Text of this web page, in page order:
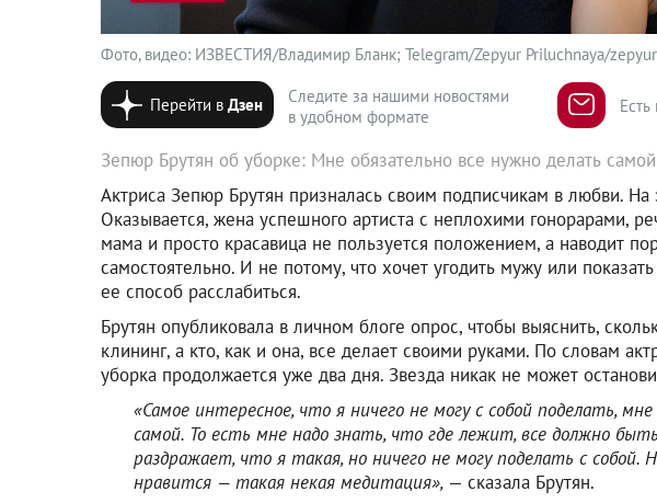
Фото, видео: ИЗВЕСТИЯ/Владимир Бланк; Telegram/Zepyur Priluchnaya/
Перейти вДзен
Следите за нашими новостями
в удобном формате
Есть
Зепюр Брутян об уборке: Мне обязательно все нужно делать самой
Актриса Зепюр Брутян призналась своим подписчикам в любви. На
Оказывается, жена успешного артиста с неплохими гонорарами,
мама и просто красавица не пользуется положением, а наводит
самостоятельно. И не потому, что хочет угодить мужу или
ее способ расслабиться.
Брутян опубликовала в личном блоге опрос, чтобы выяснить,
клининг, а кто, как и она, все делает своими руками. По словам
уборка продолжается уже два дня. Звезда никак не может
«Самое интересное, что я ничего не могу с собой поделать,
самой. То есть мне надо знать, что где лежит, все должно
раздражает, что я такая, но ничего не могу поделать с
нравится — такая некая медитация», — сказала Брутян.